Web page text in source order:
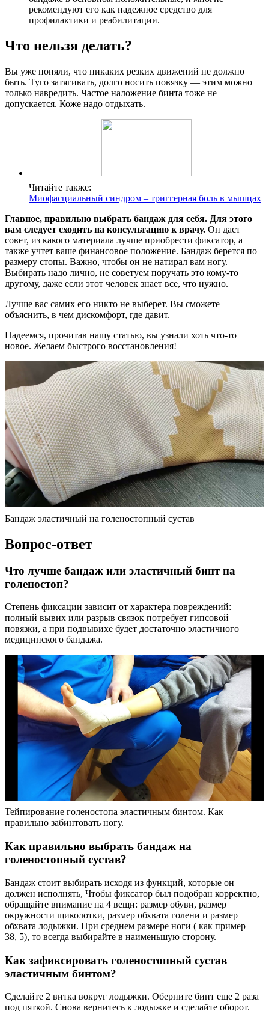
рекомендуют его как надежное средство для
профилактики и реабилитации.
Что нельзя делать?
Вы уже поняли, что никаких резких движений не должно
быть. Туго затягивать, долго носить повязку — этим можно
только навредить. Частое наложение бинта тоже не
допускается. Коже надо отдыхать.
Читайте также:
Миофасциальный синдром – триггерная боль в мышцах
Главное, правильно выбрать бандаж для себя. Для этого
вам следует сходить на консультацию к врачу. Он даст
совет, из какого материала лучше приобрести фиксатор, а
также учтет ваше финансовое положение. Бандаж берется по
размеру стопы. Важно, чтобы он не натирал вам ногу.
Выбирать надо лично, не советуем поручать это кому-то
другому, даже если этот человек знает все, что нужно.
Лучше вас самих его никто не выберет. Вы сможете
объяснить, в чем дискомфорт, где давит.
Надеемся, прочитав нашу статью, вы узнали хоть что-то
новое. Желаем быстрого восстановления!
Бандаж эластичный на голеностопный сустав
Вопрос-ответ
Что лучше бандаж или эластичный бинт на
голеностоп?
Степень фиксации зависит от характера повреждений:
полный вывих или разрыв связок потребует гипсовой
повязки, а при подвывихе будет достаточно эластичного
медицинского бандажа.
Тейпирование голеностопа эластичным бинтом. Как
правильно забинтовать ногу.
Как правильно выбрать бандаж на
голеностопный сустав?
Бандаж стоит выбирать исходя из функций, которые он
должен исполнять, Чтобы фиксатор был подобран корректно,
обращайте внимание на 4 вещи: размер обуви, размер
окружности щиколотки, размер обхвата голени и размер
обхвата лодыжки. При среднем размере ноги ( как пример –
38, 5), то всегда выбирайте в наименьшую сторону.
Как зафиксировать голеностопный сустав
эластичным бинтом?
Сделайте 2 витка вокруг лодыжки. Оберните бинт еще 2 раза
под пяткой. Снова вернитесь к лодыжке и сделайте оборот.